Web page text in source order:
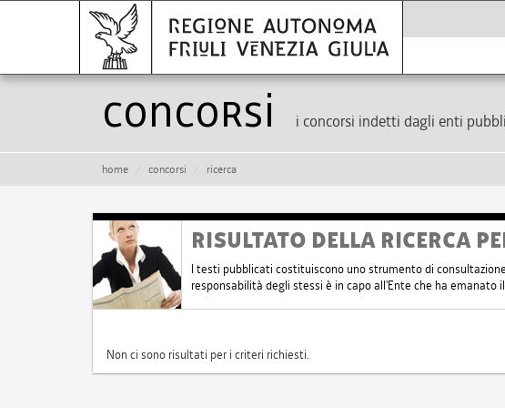
Concorsi i concorsi indetti dagli enti
home concorsi ricerca
RISULTATO DELLA RICERCA
I testi pubblicati costituiscono uno strumento di
responsabilità degli stessi è in capo all'Ente che ha emanato
Non ci sono risultati per i criteri richiesti.